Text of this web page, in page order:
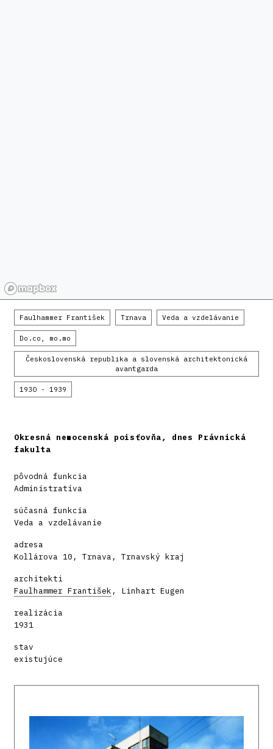
Faulhammer František Trnava Veda a vzdelávanie
Do.co, mo.mo
Československá republika a slovenská architektonická
avantgarda
1930 - 1939
Okresná nemocenská poisťovňa, dnes Právnická
fakulta
pôvodná funkcia
Administratíva
súčasná funkcia
Veda a vzdelávanie
adresa
Kollárova 10, Trnava, Trnavský kraj
architekti
Faulhammer František , Linhart Eugen
realizácia
1931
stav
existujúce